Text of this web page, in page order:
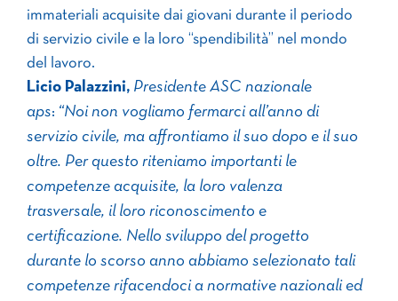
immateriali acquisite dai giovani durante il periodo
di servizio civile e la loro “spendibilità” nel mondo
del lavoro.
Licio Palazzini, Presidente ASC nazionale
aps: “Noi non vogliamo fermarci all’anno di
servizio civile, ma affrontiamo il suo dopo e il suo
oltre. Per questo riteniamo importanti le
competenze acquisite, la loro valenza
trasversale, il loro riconoscimento e
certificazione. Nello sviluppo del progetto
durante lo scorso anno abbiamo selezionato tali
competenze rifacendoci a normative nazionali ed